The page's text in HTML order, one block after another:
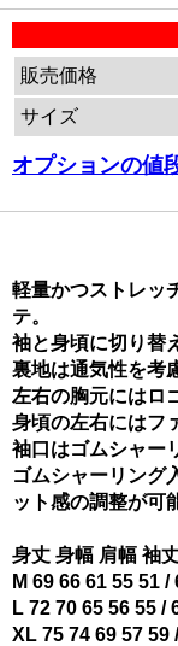
販売価格
サイズ
オプションの値
軽量かつストレッ
テ。
袖と身頃に切り替
裏地は通気性を考
左右の胸元にはロ
身頃の左右にはフ
袖口はゴムシャー
ゴムシャーリング
ット感の調整が可
身丈 身幅 肩幅 袖
M 69 66 61 55 51 /
L 72 70 65 56 55 /
XL 75 74 69 57 59